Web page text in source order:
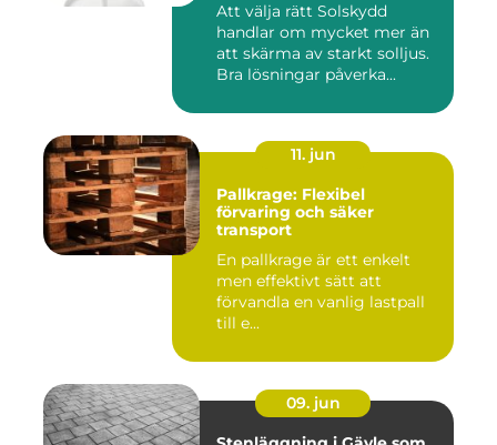
Att välja rätt Solskydd
handlar om mycket mer än
att skärma av starkt solljus.
Bra lösningar påverka...
11. jun
Pallkrage: Flexibel
förvaring och säker
transport
En pallkrage är ett enkelt
men effektivt sätt att
förvandla en vanlig lastpall
till e...
09. jun